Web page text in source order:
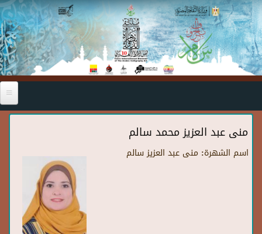
Skip to main content
منى عبد العزيز محمد سالم
اسم الشهرة: منى عبد العزيز سالم